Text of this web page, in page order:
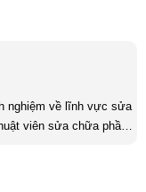
nghiệm về lĩnh vực sửa
viên sửa chữa phần
thích tìm tòi những